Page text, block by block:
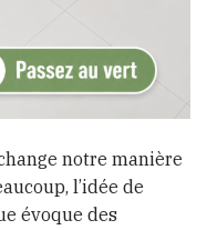
notre manière
l’idée de
évoque des